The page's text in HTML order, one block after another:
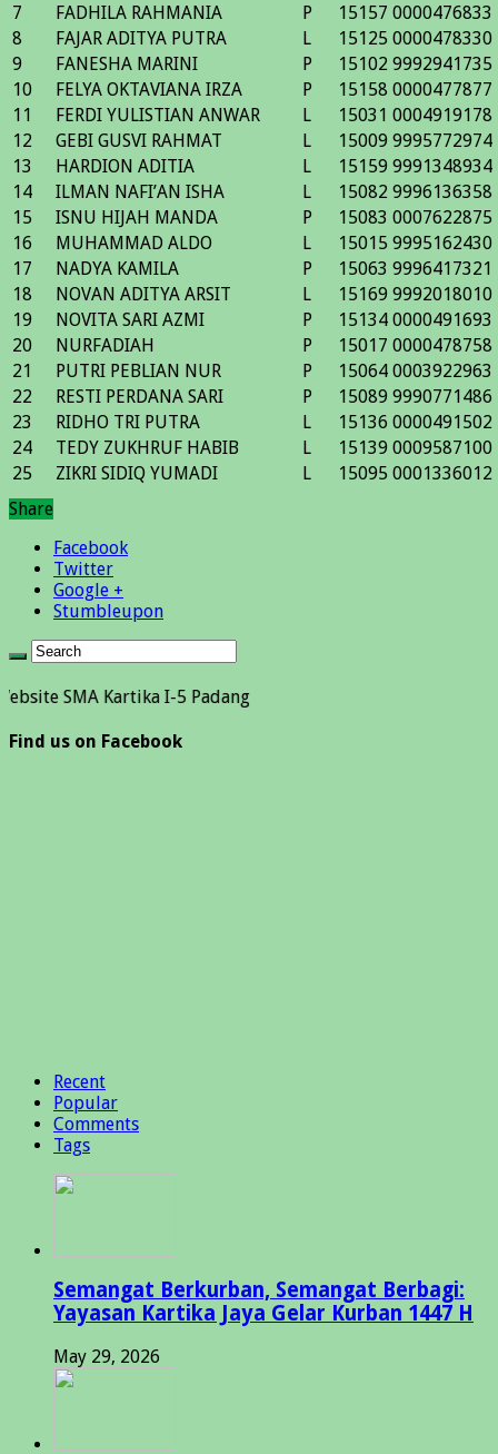
7
FADHILA RAHMANIA P 15157 0000476833
8
FAJAR ADITYA PUTRA L 15125 0000478330
9
FANESHA MARINI P 15102 9992941735
10
FELYA OKTAVIANA IRZA P 15158 0000477877
11
FERDI YULISTIAN ANWAR L 15031 0004919178
12
GEBI GUSVI RAHMAT L 15009 9995772974
13
HARDION ADITIA L 15159 9991348934
14
ILMAN NAFI’AN ISHA L 15082 9996136358
15
ISNU HIJAH MANDA P 15083 0007622875
16
MUHAMMAD ALDO L 15015 9995162430
17
NADYA KAMILA P 15063 9996417321
18
NOVAN ADITYA ARSIT L 15169 9992018010
19
NOVITA SARI AZMI P 15134 0000491693
20
NURFADIAH P 15017 0000478758
21
PUTRI PEBLIAN NUR P 15064 0003922963
22
RESTI PERDANA SARI P 15089 9990771486
23
RIDHO TRI PUTRA L 15136 0000491502
24
TEDY ZUKHRUF HABIB L 15139 0009587100
25
ZIKRI SIDIQ YUMADI L 15095 0001336012
Share
Facebook
Twitter
Google +
Stumbleupon
Kartika I-5 Padang
Find us on Facebook
Recent
Popular
Comments
Tags
Semangat Berkurban, Semangat Berbagi:
Yayasan Kartika Jaya Gelar Kurban 1447 H
May 29, 2026